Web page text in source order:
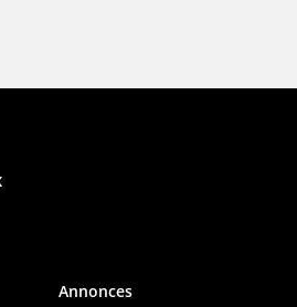
Annonces